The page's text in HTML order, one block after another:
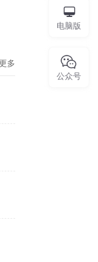
多
电脑版
公众号